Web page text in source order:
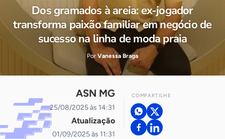
Dos gramados à areia: ex-jogador
transforma paixão familiar em negócio de
sucesso na linha de moda praia
Por Vanessa Braga
ASN MG
25/08/2025 às 14:31
Atualização
01/09/2025 às 11:31
COMPARTILHE